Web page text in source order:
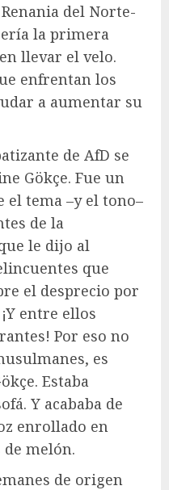
del Norte-
la primera
llevar el velo.
enfrentan los
a aumentar su
de AfD se
Gökçe. Fue un
el tema –y el tono–
de la
le dijo al
que
el desprecio por
entre ellos
Por eso no
es
Estaba
Y acababa de
enrollado en
melón.
de origen